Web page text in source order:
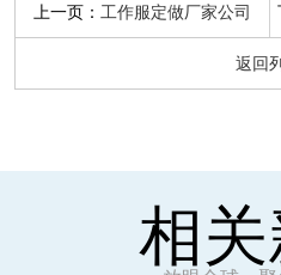
上一页： 工作服定做厂家公司
返回
相关